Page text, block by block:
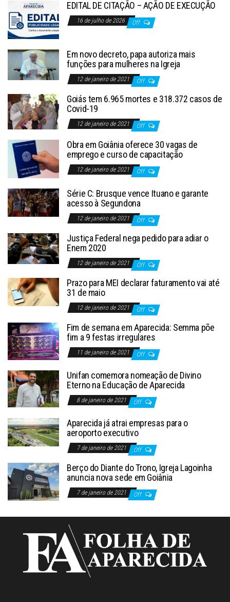
EDITAL DE CITAÇÃO – AÇÃO DE EXECUÇÃO
16 de julho de 2026 Off
Em novo decreto, papa autoriza mais
funções para mulheres na Igreja
12 de janeiro de 2021 Off
Goiás tem 6.965 mortes e 318.372 casos de
Covid-19
12 de janeiro de 2021 Off
Obra em Goiânia oferece 30 vagas de
emprego e curso de capacitação
12 de janeiro de 2021 Off
Série C: Brusque vence Ituano e garante
acesso à Segundona
12 de janeiro de 2021 Off
Justiça Federal nega pedido para adiar o
Enem 2020
12 de janeiro de 2021 Off
Prazo para MEI declarar faturamento vai até
31 de maio
12 de janeiro de 2021 Off
Fim de semana em Aparecida: Semma põe
fim a 9 festas irregulares
11 de janeiro de 2021 Off
Unifan comemora nomeação de Divino
Eterno na Educação de Aparecida
8 de janeiro de 2021 Off
Aparecida já atrai empresas para o
aeroporto executivo
7 de janeiro de 2021 Off
Berço do Diante do Trono, Igreja Lagoinha
anuncia nova sede em Goiânia
7 de janeiro de 2021 Off